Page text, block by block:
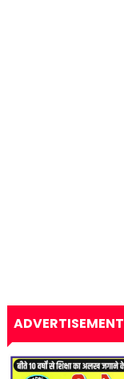
ADVERTISEMENT